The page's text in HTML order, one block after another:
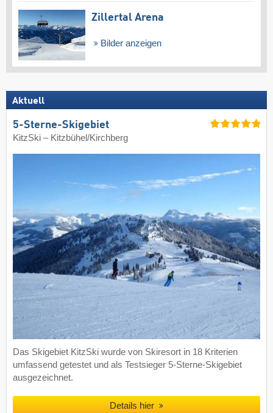
Zillertal Arena
Bilder anzeigen
Aktuell
5-Sterne-Skigebiet
KitzSki – Kitzbühel/​Kirchberg
Das Skigebiet KitzSki wurde von Skiresort in 18 Kriterien
umfassend getestet und als Testsieger 5-Sterne-Skigebiet
ausgezeichnet.
Details hier